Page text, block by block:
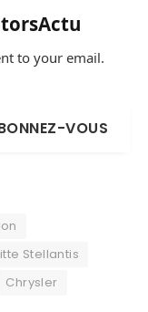
to your email.
VOUS
Stellantis
Chrysler